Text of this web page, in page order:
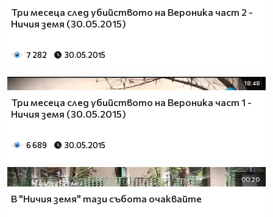
Три месеца след убийството на Вероника част 2 -
Ничия земя (30.05.2015)
7 282 30.05.2015
18:48
Три месеца след убийството на Вероника част 1 -
Ничия земя (30.05.2015)
6 689 30.05.2015
00:20
В "Ничия земя" тази събота очаквайте